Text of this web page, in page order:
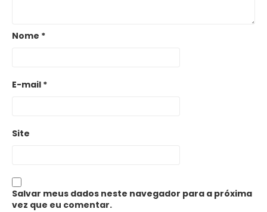
Nome *
E-mail *
Site
Salvar meus dados neste navegador para a próxima
vez que eu comentar.